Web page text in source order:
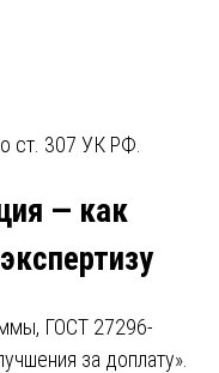
ст. 307 УК РФ.
— как
ГОСТ 27296-
за доплату».